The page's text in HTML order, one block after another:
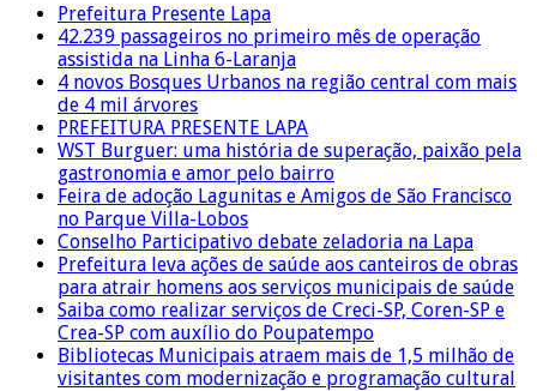
Prefeitura Presente Lapa
42.239 passageiros no primeiro mês de operação
assistida na Linha 6-Laranja
4 novos Bosques Urbanos na região central com mais
de 4 mil árvores
PREFEITURA PRESENTE LAPA
WST Burguer: uma história de superação, paixão pela
gastronomia e amor pelo bairro
Feira de adoção Lagunitas e Amigos de São Francisco
no Parque Villa-Lobos
Conselho Participativo debate zeladoria na Lapa
Prefeitura leva ações de saúde aos canteiros de obras
para atrair homens aos serviços municipais de saúde
Saiba como realizar serviços de Creci-SP, Coren-SP e
Crea-SP com auxílio do Poupatempo
Bibliotecas Municipais atraem mais de 1,5 milhão de
visitantes com modernização e programação cultural